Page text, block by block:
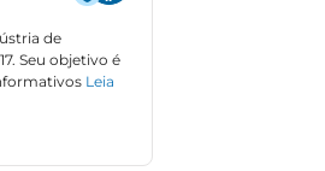
de
Seu objetivo é
Leia